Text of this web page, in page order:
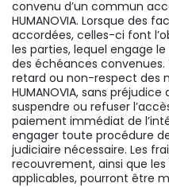
convenu d’un commun
HUMANOVIA. Lorsque des
accordées, celles-ci font
les parties, lequel engage
des échéances
retard ou non-respect des
HUMANOVIA, sans
suspendre ou refuser
paiement immédiat de
engager toute procédure
judiciaire nécessaire. Les
recouvrement, ainsi que
applicables, pourront être